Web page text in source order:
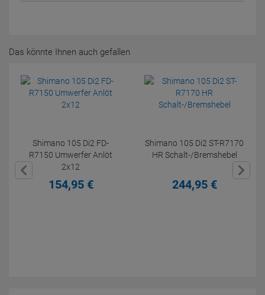
Das könnte Ihnen auch gefallen
Shimano 105 Di2 FD-
R7150 Umwerfer Anlöt
2x12
154,95 €
Shimano 105 Di2 ST-R7170
HR Schalt-/Bremshebel
244,95 €